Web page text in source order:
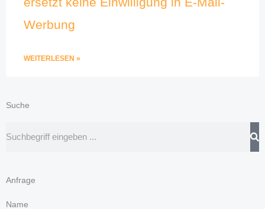
Werbung
WEITERLESEN »
Suche
Anfrage
Name